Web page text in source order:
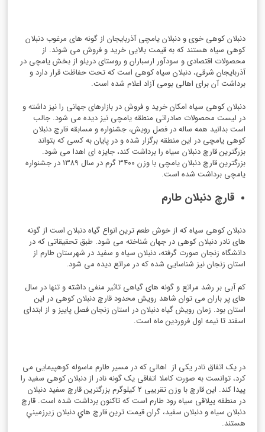
دنبلان کوهی خوی و دنبلان یامچی آذربایجان از گونه های مرغوب دنبلان
کوهی سیاه هستند که به قیمت بالایی خرید و فروش می شوند. از
محصولات اقتصادی و سودآور ارسباران و روستای دریلو از بخش یامچی در
آذربایجان شرقی، دنبلان سیاه کوهی است که تحت حفاظت قرار دارد و
برداشت آن برای اهالی بومی آزاد اعلام شده است.
دنبلان کوهی سیاه امکان خرید و فروش در بازارهای جهانی را نیز داشته و
در لیست محصولات صادراتی منطقه یامچی نیز دیده می شود. جالب
است بدانید همه ساله در فصل رویش، جشنواره و مسابقه قارچ دنبلان
کوهی یامچی در این منطقه برگزار شده و در پایان به کسی که بتواند
بزرگترین قارچ دنبلان سیاه را برداشت کند، جایزه ای اهدا می شود.
بزرگترین قارچ دنبلان یامچی با وزن ۳۴۰۰ گرم در سال ۱۳۸۹ در جشنواره
یامچی برداشت شده است.
قارچ دنبلان طارم
دنبلان کوهی سیاه که از خوش طعم ترین انواع گیاه دنبلان است از گونه
های نادر دنبلان کوهی در جهان شناخته می شود. طبق تحقیقاتی که در
دانشگاه زنجان صورت گرفته، دنبلان سیاه و سفید در شهرستان طارم از
استان زنجان نیز شناسایی شده که در مراتع دیده می شود.
کم آبی بر رشد مراتع و گونه های گیاهی تاثیر منفی داشته و تنها در سال
های پر باران می توان شاهد رویش محدود قارچ دنبلان کوهی در این
استان بود. زمان رویش گیاه دنبلان در استان زنجان فصل پاییز و از ابتدای
اسفند تا نیمه اول فروردین ماه است.
در یک اتفاق نادر یکی از اهالی که در مسیر طارم ماسوله کوهپیمایی می
کرد، توانست به صورت کاملا اتفاقی یک گونه نادر از دنبلان کوهی سفید را
پیدا کند. این قارچ با وزن تقریبی ۲ کیلوگرم بزرگترین قارچ سفید دنبلان
در منطقه ییلاقی سیاه رود طارم است که تاکنون برداشت شده است. قارچ
دنبلان سیاه و دنبلان سفید، گران قيمت ترين قارچ هاي دنبلان زيرزميني
هستند.